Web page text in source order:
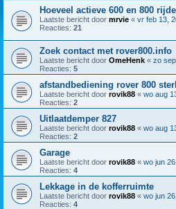
Hoeveel actieve 600 en 800
Laatste bericht door mrvie « vr feb 13,
Reacties: 21
Zoek contact met rover800.info
Laatste bericht door OmeHenk « zo
Reacties: 5
afstandbediening rover 800
Laatste bericht door rovik88 « wo aug
Reacties: 2
Uitlaatdemper 827
Laatste bericht door rovik88 « wo aug
Reacties: 2
Garage
Laatste bericht door rovik88 « wo jun
Reacties: 4
Lekkage in de kofferruimte
Laatste bericht door rovik88 « wo jun
Reacties: 4